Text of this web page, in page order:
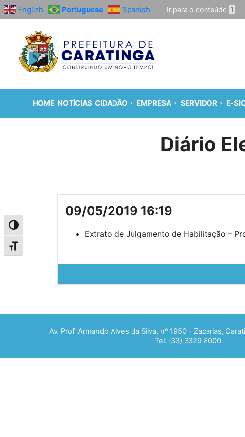
Alternar alto contraste
Alternar tamanho da fonte
English Portuguese Spanish Ir para o conteúdo 1
HOME NOTÍCIAS CIDADÃO EMPRESA SERVIDOR E-
Diário
09/05/2019 16:19
Extrato de Julgamento de Habilitação –
Av. Prof. Armando Alves da Silva, nº 1950 - Zacarias,
Tel: (33) 3329 8000